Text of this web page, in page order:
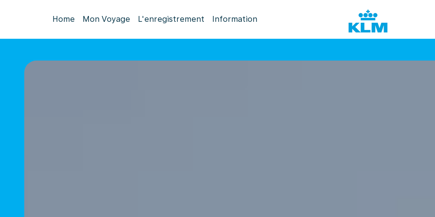
Home Mon Voyage L'enregistrement Information